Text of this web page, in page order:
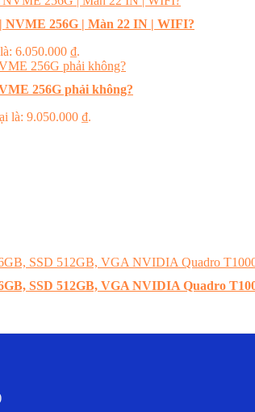
NVME 256G | Màn 22 IN | WIFI?
6.050.000 ₫.
256G phải không?
là: 9.050.000 ₫.
SSD 512GB, VGA NVIDIA Quadro